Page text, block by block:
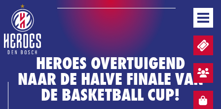
NIEUWS
TEAM
WEDSTRIJDEN
STAND
BUSINESS
MEDIA & PERS
AANMELDEN SFEERVAK
WEBSHOP
HEROES OVERTUIGEND
NAAR DE HALVE FINALE VAN
DE BASKETBALL CUP!